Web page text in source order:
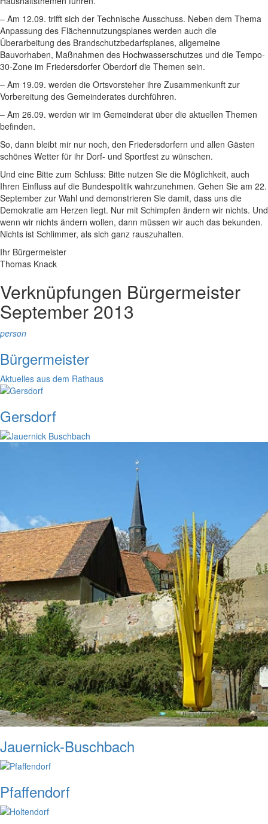
– Am 12.09. trifft sich der Technische Ausschuss. Neben dem Thema
Anpassung des Flächennutzungsplanes werden auch die
Überarbeitung des Brandschutzbedarfsplanes, allgemeine
Bauvorhaben, Maßnahmen des Hochwasserschutzes und die Tempo-
30-Zone im Friedersdorfer Oberdorf die Themen sein.
– Am 19.09. werden die Ortsvorsteher ihre Zusammenkunft zur
Vorbereitung des Gemeinderates durchführen.
– Am 26.09. werden wir im Gemeinderat über die aktuellen Themen
befinden.
So, dann bleibt mir nur noch, den Friedersdorfern und allen Gästen
schönes Wetter für ihr Dorf- und Sportfest zu wünschen.
Und eine Bitte zum Schluss: Bitte nutzen Sie die Möglichkeit, auch
Ihren Einfluss auf die Bundespolitik wahrzunehmen. Gehen Sie am 22.
September zur Wahl und demonstrieren Sie damit, dass uns die
Demokratie am Herzen liegt. Nur mit Schimpfen ändern wir nichts. Und
wenn wir nichts ändern wollen, dann müssen wir auch das bekunden.
Nichts ist Schlimmer, als sich ganz rauszuhalten.
Ihr Bürgermeister
Thomas Knack
Verknüpfungen Bürgermeister
September 2013
person
Bürgermeister
Aktuelles aus dem Rathaus
Gersdorf
Jauernick-Buschbach
Pfaffendorf